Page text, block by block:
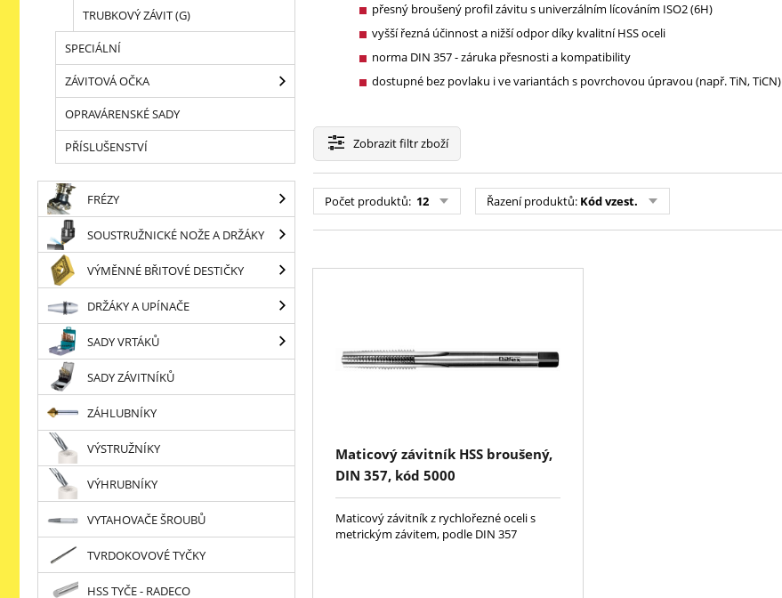
přesný broušený profil závitu s univerzálním lícováním ISO2 (6H)
vyšší řezná účinnost a nižší odpor díky kvalitní HSS oceli
norma DIN 357 - záruka přesnosti a kompatibility
dostupné bez povlaku i ve variantách s povrchovou úpravou (např. TiN, TiCN)
Zobrazitfiltr zboží
Počet produktů: 12 Řazení produktů: Kód vzest.
Maticový závitník HSS broušený,
DIN 357, kód 5000
Maticový závitník z rychlořezné oceli s
metrickým závitem, podle DIN 357
TRUBKOVÝ ZÁVIT (G)
SPECIÁLNÍ
ZÁVITOVÁ OČKA
OPRAVÁRENSKÉ SADY
PŘÍSLUŠENSTVÍ
FRÉZY
SOUSTRUŽNICKÉ NOŽE A DRŽÁKY
VÝMĚNNÉ BŘITOVÉ DESTIČKY
DRŽÁKY A UPÍNAČE
SADY VRTÁKŮ
SADY ZÁVITNÍKŮ
ZÁHLUBNÍKY
VÝSTRUŽNÍKY
VÝHRUBNÍKY
VYTAHOVAČE ŠROUBŮ
TVRDOKOVOVÉ TYČKY
HSS TYČE - RADECO